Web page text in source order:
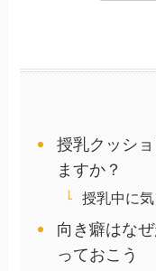
授乳クッシ
ますか？
授乳中に
向き癖はな
っておこう